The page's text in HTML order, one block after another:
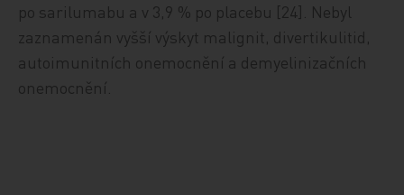
po sarilumabu a v 3,9 % po placebu [24]. Nebyl
zaznamenán vyšší výskyt malignit, divertikulitid,
autoimunitních onemocnění a demyelinizačních
onemocnění.